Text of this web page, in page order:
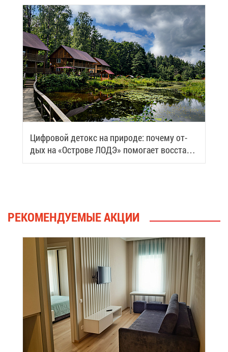
Циф­ро­вой де­токс на при­ро­де: по­че­му от­
дых на «Ост­ро­ве ЛОДЭ» по­мо­га­ет вос­ста­но­
вить си­лы
РЕ­КО­МЕН­ДУ­Е­МЫЕ АК­ЦИИ